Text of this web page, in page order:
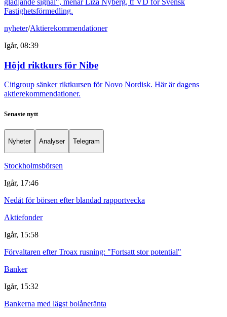
glädjande signal", menar Liza Nyberg, tf VD för Svensk
Fastighetsförmedling.
nyheter/Aktierekommendationer
Igår, 08:39
Höjd riktkurs för Nibe
Citigroup sänker riktkursen för Novo Nordisk. Här är dagens
aktierekommendationer.
Senaste nytt
Nyheter Analyser Telegram
Stockholmsbörsen
Igår, 17:46
Nedåt för börsen efter blandad rapportvecka
Aktiefonder
Igår, 15:58
Förvaltaren efter Troax rusning: "Fortsatt stor potential"
Banker
Igår, 15:32
Bankerna med lägst bolåneränta